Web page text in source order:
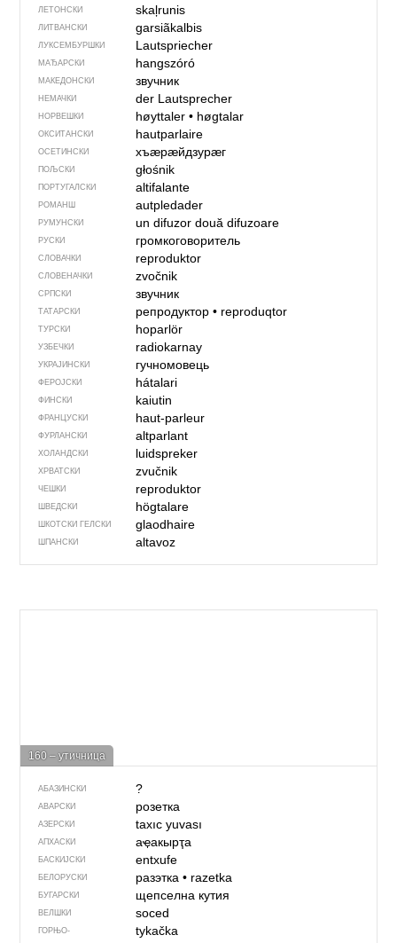
ЛЕТОНСКИ skaļrunis
ЛИТВАНСКИ garsiãkalbis
ЛУКСЕМБУРШКИ Lautspriecher
МАЂАРСКИ hangszóró
МАКЕДОНСКИ звучник
НЕМАЧКИ der Lautsprecher
НОРВЕШКИ høyttaler• høgtalar
ОКСИТАНСКИ hautparlaire
ОСЕТИНСКИ хъӕрӕйдзурӕг
ПОЉСКИ głośnik
ПОРТУГАЛСКИ altifalante
РОМАНШ autpledader
РУМУНСКИ un difuzordouă difuzoare
РУСКИ громкоговоритель
СЛОВАЧКИ reproduktor
СЛОВЕНАЧКИ zvočnik
СРПСКИ звучник
ТАТАРСКИ репродуктор• reproduqtor
ТУРСКИ hoparlör
УЗБЕЧКИ radiokarnay
УКРАЈИНСКИ гучномовець
ФЕРОЈСКИ hátalari
ФИНСКИ kaiutin
ФРАНЦУСКИ haut-parleur
ФУРЛАНСКИ altparlant
ХОЛАНДСКИ luidspreker
ХРВАТСКИ zvučnik
ЧЕШКИ reproduktor
ШВЕДСКИ högtalare
ШКОТСКИ ГЕЛСКИ glaodhaire
ШПАНСКИ altavoz
160 – утичница
АБАЗИНСКИ ?
АВАРСКИ розетка
АЗЕРСКИ taxıc yuvası
АПХАСКИ аҿакырҭа
БАСКИЈСКИ entxufe
БЕЛОРУСКИ разэтка• razetka
БУГАРСКИ щепселна кутия
ВЕЛШКИ soced
ГОРЊО­
tykačka